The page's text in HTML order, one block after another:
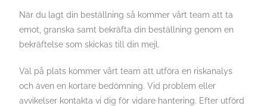
När du lagt din beställning så kommer vårt team att ta
emot, granska samt bekräfta din beställning genom en
bekräftelse som skickas till din mejl.
Väl på plats kommer vårt team att utföra en riskanalys
och även en kortare bedömning. Vid problem eller
avvikelser kontakta vi dig för vidare hantering. Efter utförd